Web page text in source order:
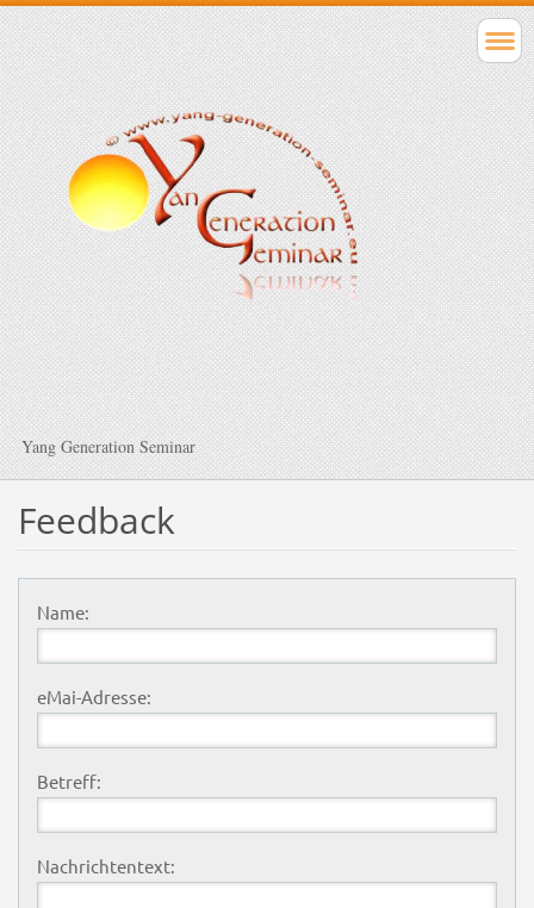
Yang Generation Seminar
Feedback
Name:
eMai-Adresse:
Betreff:
Nachrichtentext: